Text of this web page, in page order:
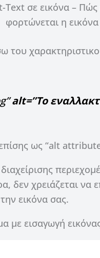
Text σε εικόνα – Πώς
φορτώνεται η
του
alt=”Το
ως “alt
δεν χρειάζεται
εικόνα σας.
με εισαγωγή